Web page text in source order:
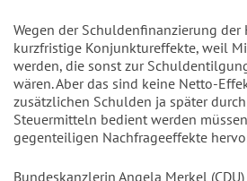
Wegen der Schuldenfinanzierung der
kurzfristige Konjunktureffekte, weil
werden, die sonst zur
wären. Aber das sind keine Netto-
zusätzlichen Schulden ja später
Steuermitteln bedient werden
gegenteiligen Nachfrageeffekte
Bundeskanzlerin Angela Merkel